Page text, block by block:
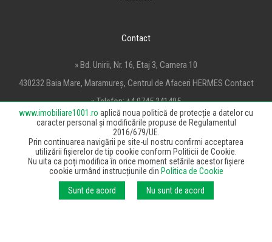
Contact
» Bd. Unirii, Nr. 16, Etaj 3, Camera 10
430232 Baia Mare, Maramureș, Centrul de Afaceri HERMES Contact
» Telefon:+4 0745 341495
» Email:office@imobiliare1001.ro
© 2020 HMFIN Solutions SRL, toate drepturile rezervate.
www.imobiliare1001.ro aplică noua politică de protecție a datelor cu
caracter personal și modificările propuse de Regulamentul
2016/679/UE.
Prin continuarea navigării pe site-ul nostru confirmi acceptarea
utilizării fișierelor de tip cookie conform Politicii de Cookie.
Nu uita ca poți modifica în orice moment setările acestor fișiere
cookie urmând instrucțiunile din Politica de Cookie
Sunt de acord
Nu sunt de acord